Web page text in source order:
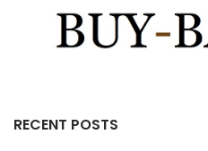
RECENT POSTS